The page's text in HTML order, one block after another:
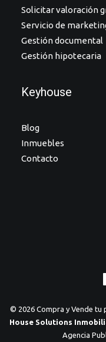
Solicitar valoración
Servicio de
Gestión documental
Gestión hipotecaria
Keyhouse
Blog
Inmuebles
Contacto
© 2026 Compra y Vende tu
House Solutions
Agencia